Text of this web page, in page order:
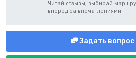
Читай отзывы, выбирай
вперёд за впечатлениями!
Задать вопрос